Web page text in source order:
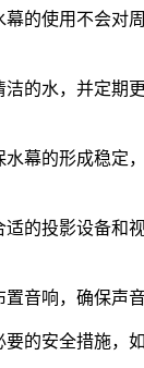
幕的使用不会对
洁的水，并定期
水幕的形成稳定
适的投影设备和
置音响，确保声
要的安全措施，